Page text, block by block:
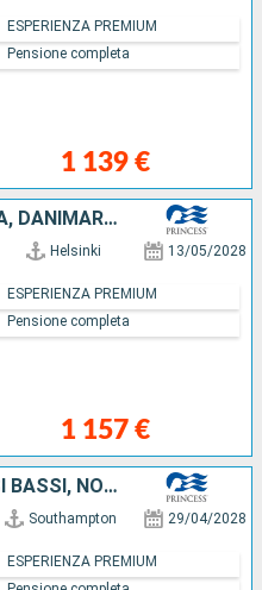
1 139 €
ESPERIENZA PREMIUM
Pensione completa
FINLANDIA, ESTONIA, SVEZIA, DANIMARCA, GERMANIA
Helsinki 13/05/2028
1 157 €
ESPERIENZA PREMIUM
Pensione completa
REGNO UNITO, BELGIO, PAESI BASSI, NORVEGIA, DANIMARCA, GERMANIA, LITUANIA, LETTONIA, ESTONIA, FINLANDIA
Southampton 29/04/2028
ESPERIENZA PREMIUM